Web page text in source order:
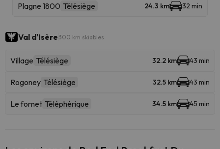
Plagne 1800 Télésiège 24.3 km 32 min
Val d'Isère 300 km skiables
Village Télésiège 32.2 km 43 min
Rogoney Télésiège 32.5 km 43 min
Le fornet Téléphérique 34.5 km 45 min